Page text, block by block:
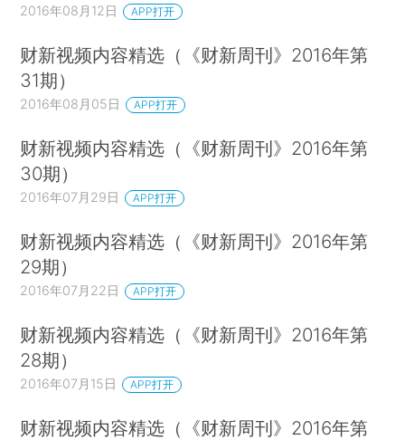
2016年08月12日 APP打开
财新视频内容精选（《财新周刊》2016年第
31期）
2016年08月05日 APP打开
财新视频内容精选（《财新周刊》2016年第
30期）
2016年07月29日 APP打开
财新视频内容精选（《财新周刊》2016年第
29期）
2016年07月22日 APP打开
财新视频内容精选（《财新周刊》2016年第
28期）
2016年07月15日 APP打开
财新视频内容精选（《财新周刊》2016年第